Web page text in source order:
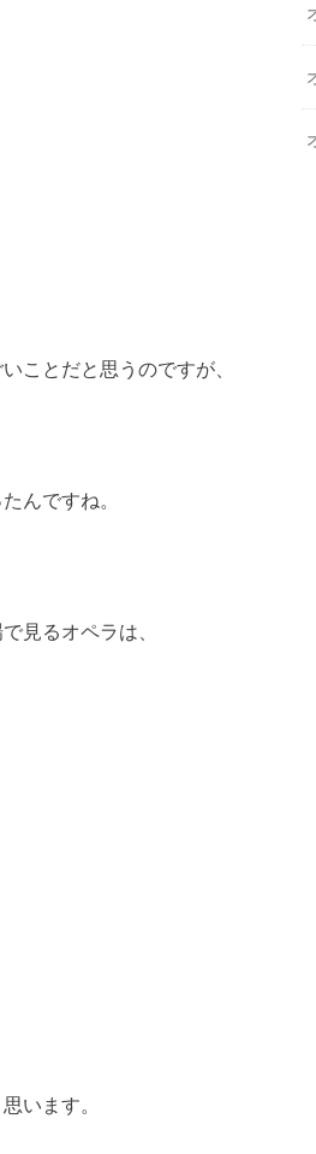
ことだと思うのですが、
んですね。
見るオペラは、
います。